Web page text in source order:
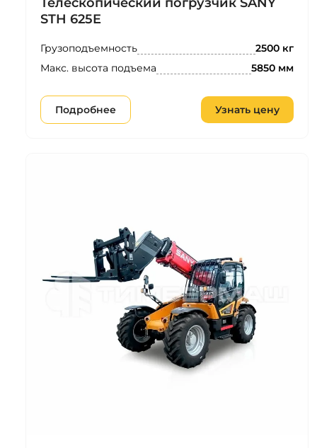
STH 625E
Грузоподъемность 2500 кг
Макс. высота подъема 5850 мм
Подробнее Узнать цену